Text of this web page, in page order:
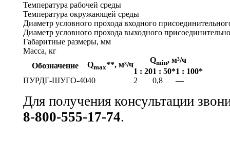
Температура рабочей среды
Температура окружающей среды
Диаметр условного прохода входного
Диаметр условного прохода выходного
Габаритные размеры, мм
Масса, кг
Обозначение
Qmax**, м³/ч
Qmin, м³/ч
1 : 201 : 50*1 : 100*
ПУРДГ-ШУГО-4040 2 0,8 —
Для получения консультации
8-800-555-17-74.